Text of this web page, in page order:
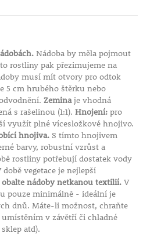
Nádoba by měla pojmout
rostliny pak přezimujeme na
musí mít otvory pro odtok
5 cm hrubého štěrku nebo
Zeminaje vhodná
s rašelinou (1:1). Hnojení:pro
využít plné vícesložkové hnojivo.
hnojiva.S tímto hnojivem
barvy, robustní vzrůst a
rostliny potřebují dostatek vody
vegetace je nejlepší
nádoby netkanou textilií.V
pouze minimálně - ideální je
dnů. Máte-li možnost, chraňte
v závětří či chladné
atd).